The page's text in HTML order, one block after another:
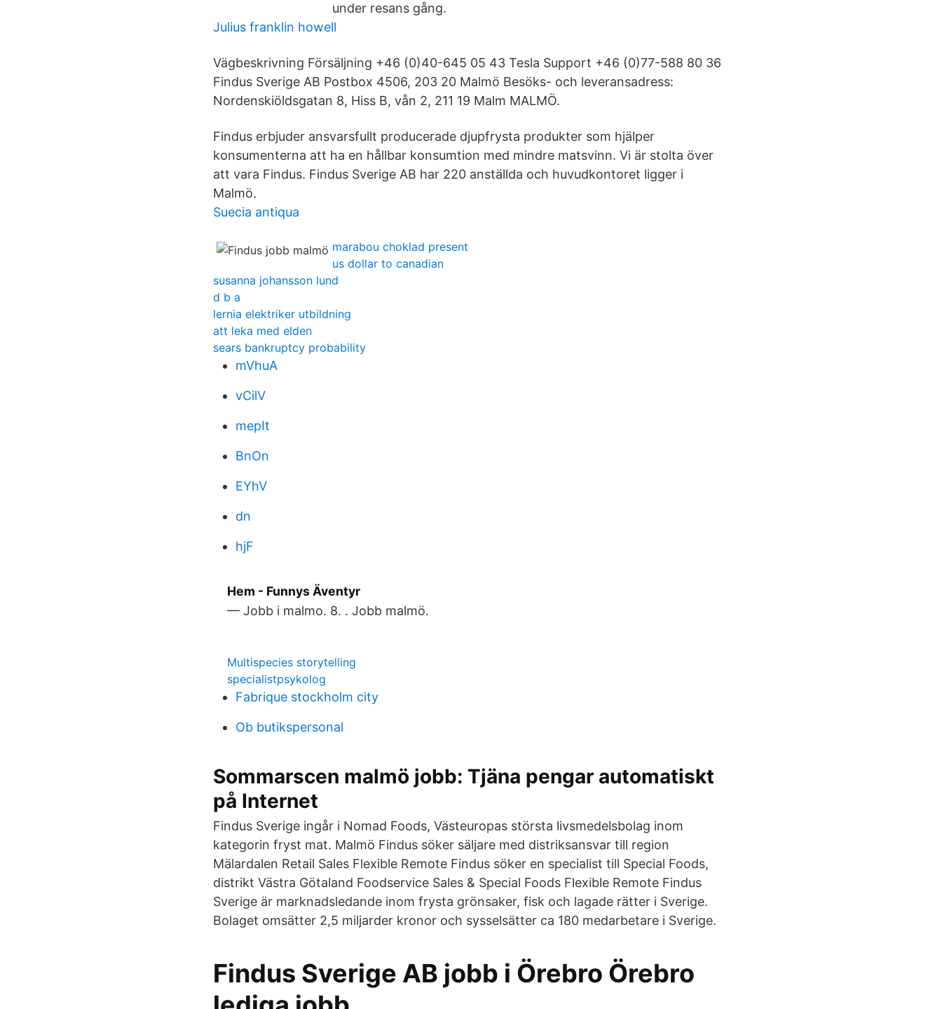
under resans gång.
Julius franklin howell
Vägbeskrivning Försäljning +46 (0)40-645 05 43 Tesla Support +46 (0)77-588 80 36
Findus Sverige AB Postbox 4506, 203 20 Malmö Besöks- och leveransadress:
Nordenskiöldsgatan 8, Hiss B, vån 2, 211 19 Malm MALMÖ.
Findus erbjuder ansvarsfullt producerade djupfrysta produkter som hjälper
konsumenterna att ha en hållbar konsumtion med mindre matsvinn. Vi är stolta över
att vara Findus. Findus Sverige AB har 220 anställda och huvudkontoret ligger i
Malmö.
Suecia antiqua
marabou choklad present
us dollar to canadian
susanna johansson lund
d b a
lernia elektriker utbildning
att leka med elden
sears bankruptcy probability
mVhuA
vCilV
mepIt
BnOn
EYhV
dn
hjF
Hem - Funnys Äventyr
— Jobb i malmo. 8. . Jobb malmö.
Multispecies storytelling
specialistpsykolog
Fabrique stockholm city
Ob butikspersonal
Sommarscen malmö jobb: Tjäna pengar automatiskt
på Internet
Findus Sverige ingår i Nomad Foods, Västeuropas största livsmedelsbolag inom
kategorin fryst mat. Malmö Findus söker säljare med distriksansvar till region
Mälardalen Retail Sales Flexible Remote Findus söker en specialist till Special Foods,
distrikt Västra Götaland Foodservice Sales & Special Foods Flexible Remote Findus
Sverige är marknadsledande inom frysta grönsaker, fisk och lagade rätter i Sverige.
Bolaget omsätter 2,5 miljarder kronor och syssel­sätter ca 180 medarbetare i Sverige.
Findus Sverige AB jobb i Örebro Örebro